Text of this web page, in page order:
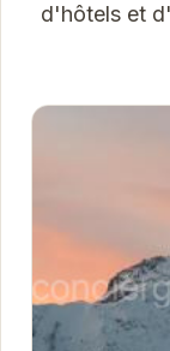
d'hôtels et